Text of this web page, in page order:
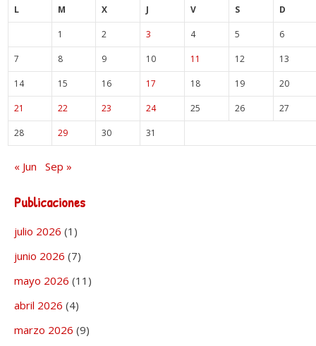
L M X J V S D
1 2 3 4 5 6
7 8 9 10 11 12 13
14 15 16 17 18 19 20
21 22 23 24 25 26 27
28 29 30 31
« Jun Sep »
Publicaciones
julio 2026 (1)
junio 2026 (7)
mayo 2026 (11)
abril 2026 (4)
marzo 2026 (9)